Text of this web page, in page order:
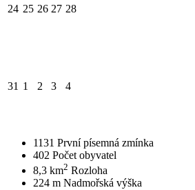
24 25 26 27 28
31 1 2 3 4
1131 První písemná zmínka
402 Počet obyvatel
8,3 km2 Rozloha
224 m Nadmořská výška